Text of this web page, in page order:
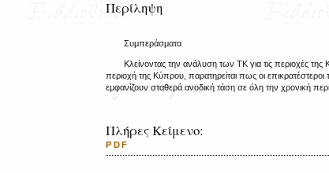
Περίληψη
Συμπεράσματα
Κλείνοντας την ανάλυση των ΤΚ για τις περιοχές
περιοχή της Κύπρου, παρατηρείται πως οι επικρατέστεροι
εμφανίζουν σταθερά ανοδική τάση σε όλη την χρονική
Πλήρες Κείμενο:
PDF